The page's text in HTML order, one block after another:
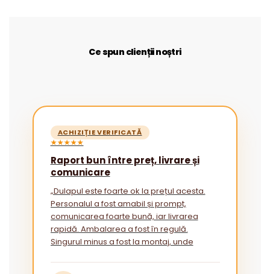
Ce spun clienții noștri
ACHIZIȚIE VERIFICATĂ
★★★★★
Raport bun între preț, livrare și
comunicare
„Dulapul este foarte ok la prețul acesta.
Personalul a fost amabil și prompt,
comunicarea foarte bună, iar livrarea
rapidă. Ambalarea a fost în regulă.
Singurul minus a fost la montaj, unde